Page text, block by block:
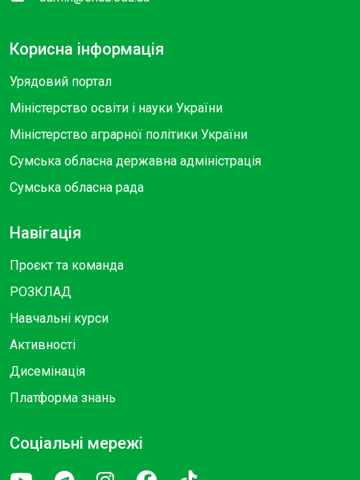
Корисна інформація
Урядовий портал
Міністерство освіти і науки України
Міністерство аграрної політики України
Сумська обласна державна адміністрація
Сумська обласна рада
Навігація
Проєкт та команда
РОЗКЛАД
Навчальні курси
Активності
Дисемінація
Платформа знань
Соціальні мережі